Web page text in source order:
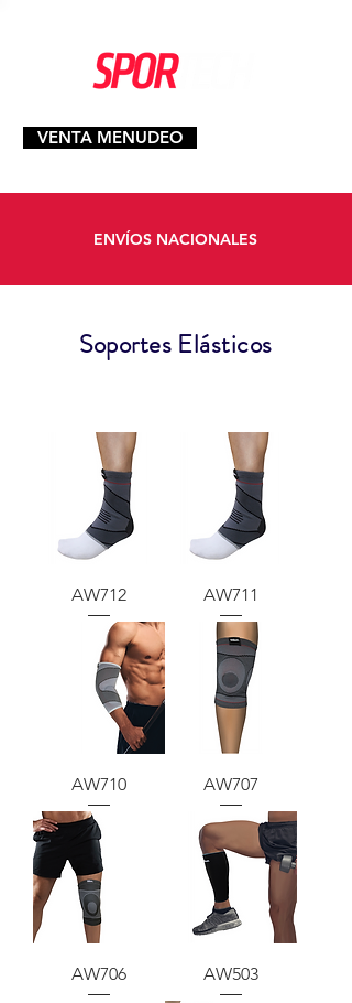
ENVÍOS NACIONALES
VENTA MENUDEO
Soportes Elásticos
AW712 AW711
AW710 AW707
AW706 AW503